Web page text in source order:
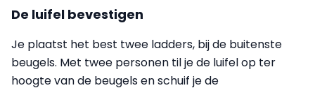
De luifel bevestigen
Je plaatst het best twee ladders, bij de buitenste
beugels. Met twee personen til je de luifel op ter
hoogte van de beugels en schuif je de